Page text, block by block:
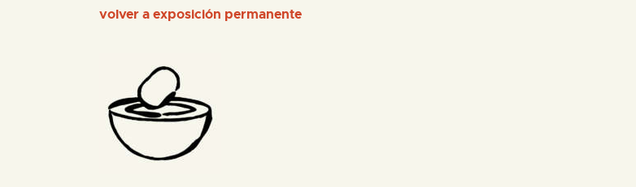
volver a exposición permanente